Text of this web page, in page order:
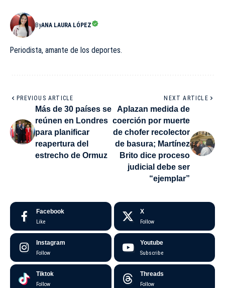
ByANA LAURA LÓPEZ
Periodista, amante de los deportes.
PREVIOUS ARTICLE
Más de 30 países se
reúnen en Londres
para planificar
reapertura del
estrecho de Ormuz
NEXT ARTICLE
Aplazan medida de
coerción por muerte
de chofer recolector
de basura; Martínez
Brito dice proceso
judicial debe ser
“ejemplar”
Facebook
Like
X
Follow
Instagram
Follow
Youtube
Subscribe
Tiktok
Follow
Threads
Follow